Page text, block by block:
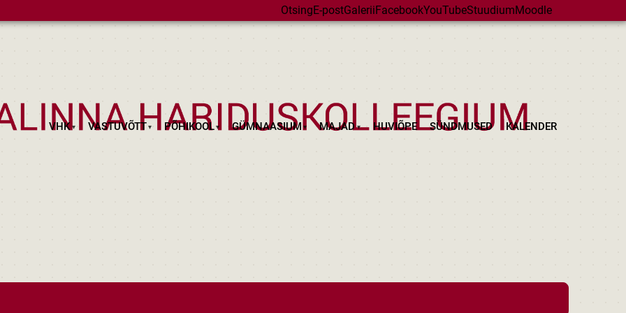
OtsingE-postGaleriiFacebookYouTubeStuudiumMoodle
VHK VASTUVÕTT PÕHIKOOL GÜMNAASIUM MAJAD HUVIÕPE SÜNDMUSED KALENDER